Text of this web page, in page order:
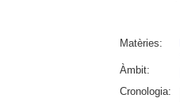
Matèries:
Àmbit:
Cronologia: